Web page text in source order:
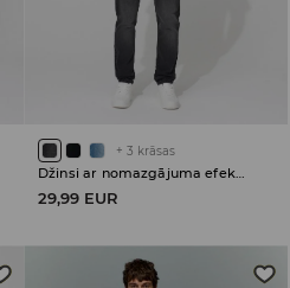
+ 3 krāsas
Džinsi ar nomazgājuma efektu slim
29,99 EUR